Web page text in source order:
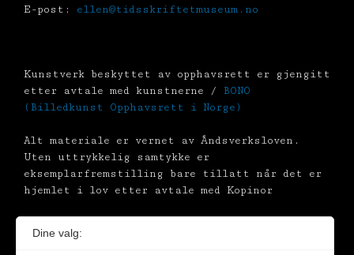
E-post: ellen@tidsskriftetmuseum.no
Kunstverk beskyttet av opphavsrett er gjengitt
etter avtale med kunstnerne / BONO
(Billedkunst Opphavsrett i Norge)
Alt materiale er vernet av Åndsverksloven.
Uten uttrykkelig samtykke er
eksemplarfremstilling bare tillatt når det er
hjemlet i lov etter avtale med Kopinor
Dine valg: